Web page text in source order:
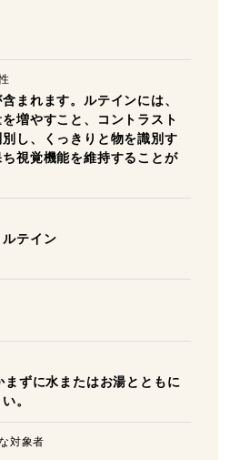
まれます。ルテインには、
増やすこと、コントラスト
し、くっきりと物を識別す
視覚機能を維持することが
テイン
ずに水またはお湯とともに
。
対象者